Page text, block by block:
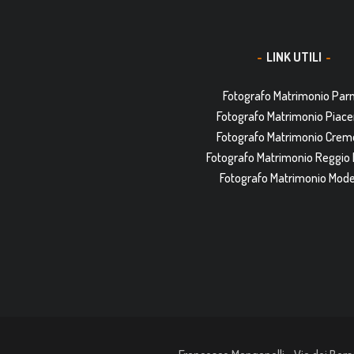
LINK UTILI
Fotografo Matrimonio
Fotografo Matrimonio
Fotografo Matrimonio
Fotografo Matrimonio Reggio
Fotografo Matrimonio